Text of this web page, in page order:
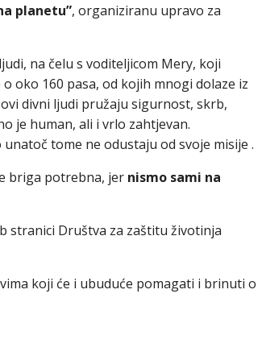
planetu”, organiziranu upravo za
na čelu s voditeljicom Mery, koji
oko 160 pasa, od kojih mnogi dolaze iz
divni ljudi pružaju sigurnost, skrb,
je human, ali i vrlo zahtjevan.
tome ne odustaju od svoje misije .
briga potrebna, jer nismo sami na
stranici Društva za zaštitu životinja
koji će i ubuduće pomagati i brinuti o